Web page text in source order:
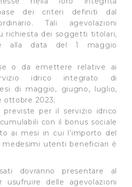
dei criteri definiti dal
Tali agevolazioni
richiesta dei soggetti titolari,
alla data del 1 maggio
o da emettere relative ai
idrico integrato di
di maggio, giugno, luglio,
ottobre 2023;
per il servizio idrico
con il bonus sociale
ai mesi in cui l’importo del
medesimi utenti beneficiari è
dovranno presentare al
usufruire delle agevolazioni